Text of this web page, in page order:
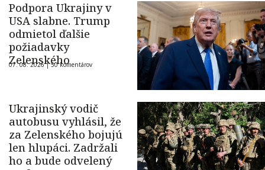
Podpora Ukrajiny v
USA slabne. Trump
odmietol ďalšie
požiadavky
Zelenského
07. 08. 2026 |50 komentárov
Ukrajinský vodič
autobusu vyhlásil, že
za Zelenského bojujú
len hlupáci. Zadržali
ho a bude odvelený